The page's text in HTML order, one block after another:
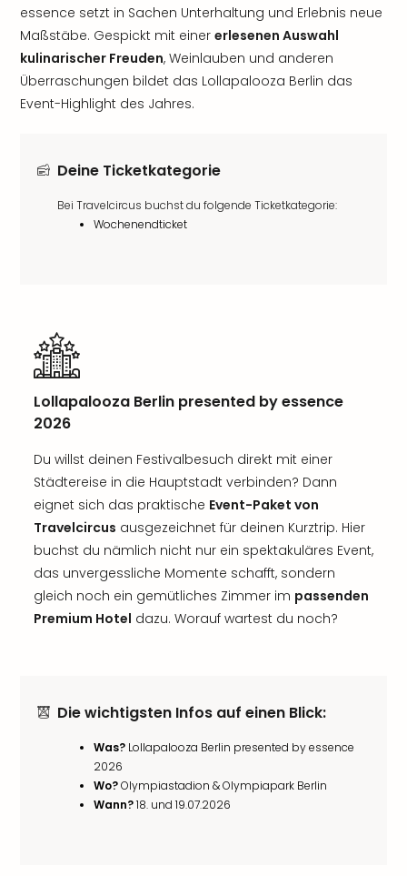
essence setzt in Sachen Unterhaltung und Erlebnis neue
Maßstäbe. Gespickt mit einer erlesenen Auswahl
kulinarischer Freuden, Weinlauben und anderen
Überraschungen bildet das Lollapalooza Berlin das
Event-Highlight des Jahres.
Deine Ticketkategorie
Bei Travelcircus buchst du folgende Ticketkategorie:
Wochenendticket
Lollapalooza Berlin presented by essence
2026
Du willst deinen Festivalbesuch direkt mit einer
Städtereise in die Hauptstadt verbinden? Dann
eignet sich das praktische Event-Paket von
Travelcircus ausgezeichnet für deinen Kurztrip. Hier
buchst du nämlich nicht nur ein spektakuläres Event,
das unvergessliche Momente schafft, sondern
gleich noch ein gemütliches Zimmer im passenden
Premium Hotel dazu. Worauf wartest du noch?
Die wichtigsten Infos auf einen Blick:
Was? Lollapalooza Berlin presented by essence
2026
Wo?Olympiastadion & Olympiapark Berlin
Wann?18. und 19.07.2026